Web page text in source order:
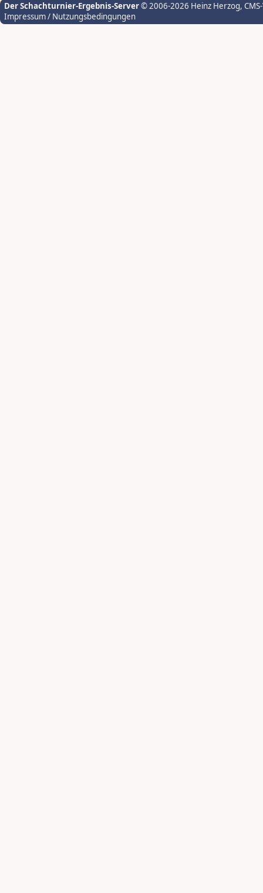
Der Schachturnier-Ergebnis-Server© 2006-2026 Heinz Herzog,
Impressum / Nutzungsbedingungen